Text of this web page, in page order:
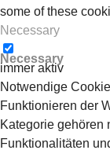
some of these
Necessary
Necessary
immer aktiv
Notwendige
Funktionieren der
Kategorie gehören
Funktionalitäten